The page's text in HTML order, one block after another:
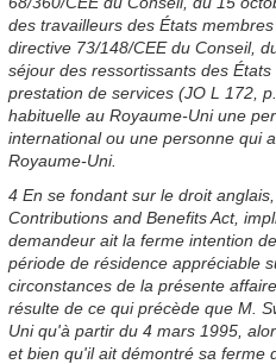
des travailleurs des États
directive 73/148/CEE du Conseil,
séjour des ressortissants des
prestation de services (JO L 172,
habituelle au Royaume-Uni une
international ou une personne qui
Royaume-Uni.
4 En se fondant sur le droit
Contributions and Benefits Act,
demandeur ait la ferme intention
période de résidence appréciable
circonstances de la présente
résulte de ce qui précède que M.
Uni qu'à partir du 4 mars 1995,
et bien qu'il ait démontré sa ferme